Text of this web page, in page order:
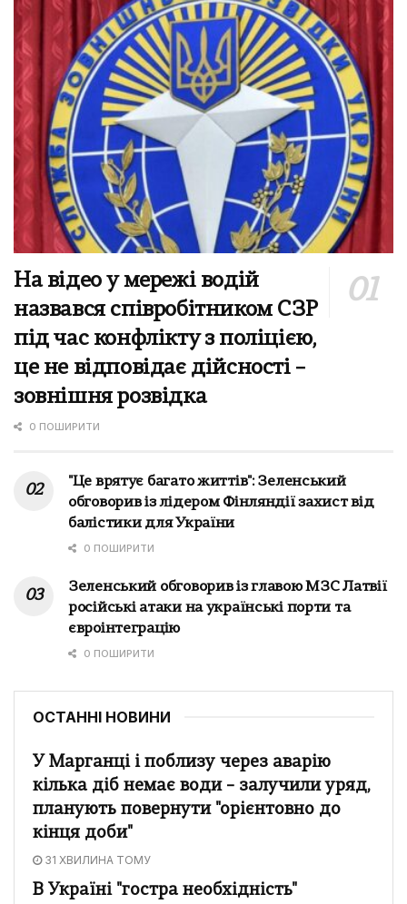
На відео у мережі водій
назвався співробітником СЗР
під час конфлікту з поліцією,
це не відповідає дійсності –
зовнішня розвідка
0 ПОШИРИТИ
"Це врятує багато життів": Зеленський
обговорив із лідером Фінляндії захист від
балістики для України
0 ПОШИРИТИ
Зеленський обговорив із главою МЗС Латвії
російські атаки на українські порти та
євроінтеграцію
0 ПОШИРИТИ
ОСТАННІ НОВИНИ
У Марганці і поблизу через аварію
кілька діб немає води – залучили уряд,
планують повернути "орієнтовно до
кінця доби"
31 ХВИЛИНА ТОМУ
В Україні "гостра необхідність"